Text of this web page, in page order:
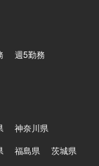
週5勤務
神奈川県
福島県
茨城県